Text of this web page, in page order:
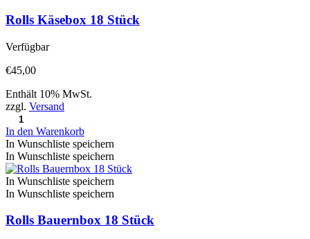
Rolls Käsebox 18 Stück
Verfügbar
€45,00
Enthält 10% MwSt.
zzgl. Versand
In den Warenkorb
In Wunschliste speichern
In Wunschliste speichern
In Wunschliste speichern
In Wunschliste speichern
Rolls Bauernbox 18 Stück